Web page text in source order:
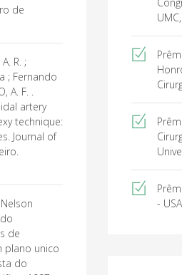
- USA
de
R. ;
; Fernando
A. F. .
artery
technique:
Journal of
Nelson
de
plano unico
do